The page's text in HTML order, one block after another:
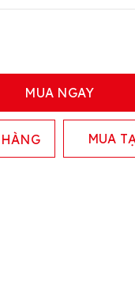
MUA NGAY
MUA